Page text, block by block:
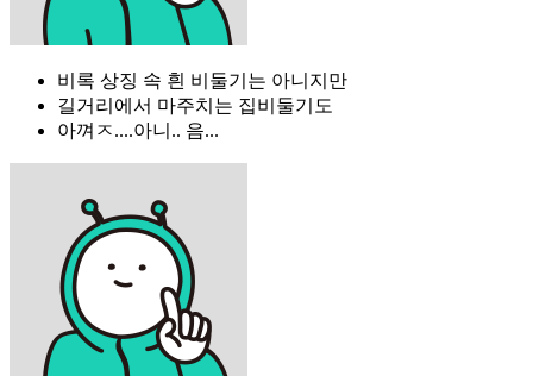
비록 상징 속 흰 비둘기는 아니지만
길거리에서 마주치는 집비둘기도
아껴ㅈ....아니.. 음...